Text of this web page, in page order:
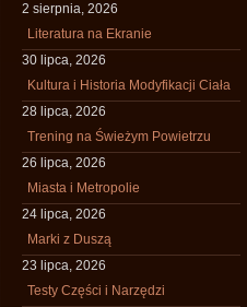
2 sierpnia, 2026
Literatura na Ekranie
30 lipca, 2026
Kultura i Historia Modyfikacji Ciała
28 lipca, 2026
Trening na Świeżym Powietrzu
26 lipca, 2026
Miasta i Metropolie
24 lipca, 2026
Marki z Duszą
23 lipca, 2026
Testy Części i Narzędzi